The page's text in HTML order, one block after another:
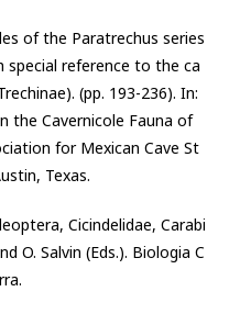
of the Paratrechus series
special reference to the ca
(pp. 193-236). In:
the Cavernicole Fauna of
for Mexican Cave St
Texas.
Cicindelidae, Carabi
O. Salvin (Eds.). Biologia C